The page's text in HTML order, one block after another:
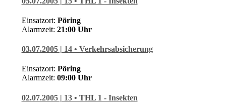
Einsatzort: Pöring
Alarmzeit: 21:00 Uhr
03.07.2005 | 14 • Verkehrsabsicherung
Einsatzort: Pöring
Alarmzeit: 09:00 Uhr
02.07.2005 | 13 • THL 1 - Insekten